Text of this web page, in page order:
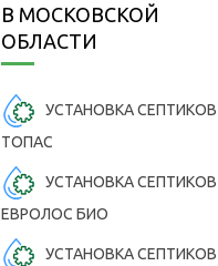
В МОСКОВСКОЙ
ОБЛАСТИ
УСТАНОВКА СЕПТИКОВ
ТОПАС
УСТАНОВКА СЕПТИКОВ
ЕВРОЛОС БИО
УСТАНОВКА СЕПТИКОВ